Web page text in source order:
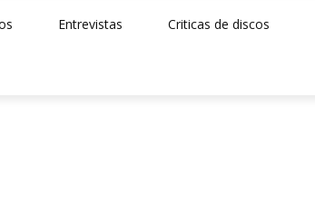
Entrevistas Criticas de discos